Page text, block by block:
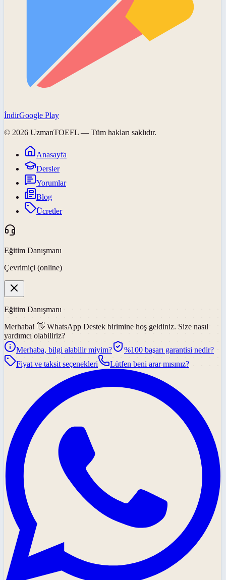
İndirGoogle Play
© 2026 UzmanTOEFL — Tüm hakları saklıdır.
Anasayfa
Dersler
Yorumlar
Blog
Ücretler
Eğitim Danışmanı
Çevrimiçi (online)
Eğitim Danışmanı
Merhaba! 👋 WhatsApp Destek birimine hoş geldiniz. Size nasıl
yardımcı olabiliriz?
Merhaba, bilgi alabilir miyim?
%100 başarı garantisi nedir?
Fiyat ve taksit seçenekleri
Lütfen beni arar mısınız?